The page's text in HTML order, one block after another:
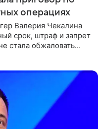
операциях
Валерия Чекалина
срок, штраф и запрет
стала обжаловать